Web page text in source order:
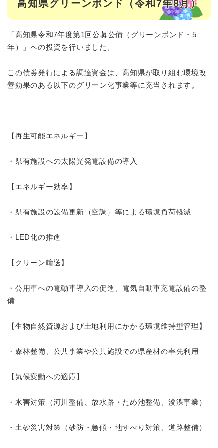
高知県グリーンボンド（令和7年8月）
「高知県令和7年度第1回公募公債（グリーンボンド・5
年）」への投資を行いました。
この債券発行による調達資金は、高知県が取り組む環境改
善効果のある以下のグリーン化事業等に充当されます。
【再生可能エネルギー】
・県有施設への太陽光発電設備の導入
【エネルギー効率】
・県有施設の設備更新（空調）等による環境負荷軽減
・LED化の推進
【クリーン輸送】
・公用車への電動車導入の促進、電気自動車充電設備の整
備
【生物自然資源および土地利用にかかる環境維持型管理】
・森林整備、公共事業や公共施設での県産材の率先利用
【気候変動への適応】
・水害対策（河川整備、放水路・ため池整備、浚渫事業）
・土砂災害対策（砂防・急傾・地すべり対策、道路整備）